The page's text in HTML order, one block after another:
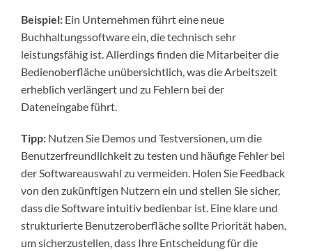
Beispiel: Ein Unternehmen führt eine neue
Buchhaltungssoftware ein, die technisch sehr
leistungsfähig ist. Allerdings finden die Mitarbeiter die
Bedienoberfläche unübersichtlich, was die Arbeitszeit
erheblich verlängert und zu Fehlern bei der
Dateneingabe führt.
Tipp: Nutzen Sie Demos und Testversionen, um die
Benutzerfreundlichkeit zu testen und häufige Fehler bei
der Softwareauswahl zu vermeiden. Holen Sie Feedback
von den zukünftigen Nutzern ein und stellen Sie sicher,
dass die Software intuitiv bedienbar ist. Eine klare und
strukturierte Benutzeroberfläche sollte Priorität haben,
um sicherzustellen, dass Ihre Entscheidung für die